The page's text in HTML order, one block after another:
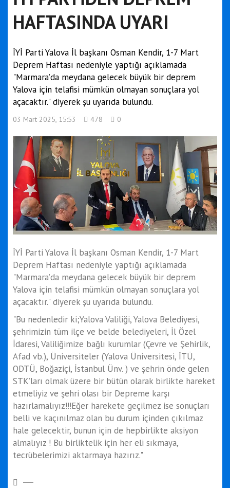
HAFTASINDA UYARI
İYİ Parti Yalova İl başkanı Osman Kendir, 1-7 Mart
Deprem Haftası nedeniyle yaptığı açıklamada
"Marmara’da meydana gelecek büyük bir deprem
Yalova için telafisi mümkün olmayan sonuçlara yol
açacaktır." diyerek şu uyarıda bulundu.
03 Mart 2025, 15:53 478 0
İYİ Parti Yalova İl başkanı Osman Kendir, 1-7 Mart
Deprem Haftası nedeniyle yaptığı açıklamada
"Marmara’da meydana gelecek büyük bir deprem
Yalova için telafisi mümkün olmayan sonuçlara yol
açacaktır." diyerek şu uyarıda bulundu.
"Bu nedenledir ki;Yalova Valiliği, Yalova Belediyesi,
şehrimizin tüm ilçe ve belde belediyeleri, İl Özel
İdaresi, Valiliğimize bağlı kurumlar (Çevre ve Şehirlik,
Afad vb.), Üniversiteler (Yalova Üniversitesi, İTÜ,
ODTÜ, Boğaziçi, İstanbul Ünv. ) ve şehrin önde gelen
STK’ları olmak üzere bir bütün olarak birlikte hareket
etmeliyiz ve şehri olası bir Depreme karşı
hazırlamalıyız!!!Eğer harekete geçilmez ise sonuçları
belli ve kaçınılmaz olan bu durum içinden çıkılmaz
hale gelecektir, bunun için de hepbirlikte aksiyon
almalıyız ! Bu birliktelik için her eli sıkmaya,
tecrübelerimizi aktarmaya hazırız."